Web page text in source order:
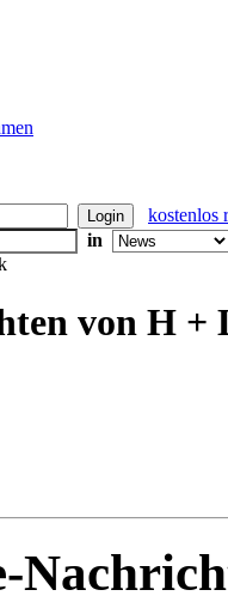
kostenlos
in
von H +